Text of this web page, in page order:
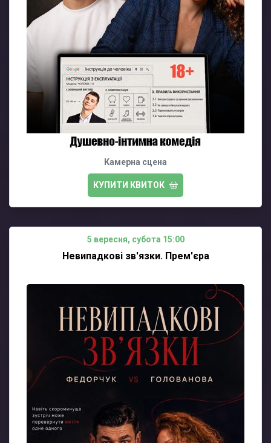
Камерна сцена
КУПИТИ КВИТОК
5 вересня, субота 15:00
Невипадкові зв'язки. Прем'єра